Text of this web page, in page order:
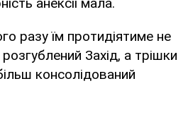
разу їм протидіятиме не
Захід, а трішки
консолідований